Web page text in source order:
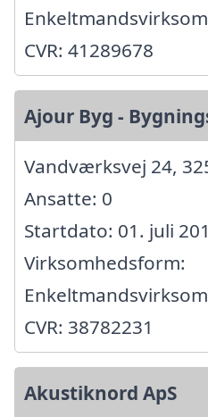
CVR: 41289678
Ajour Byg -
Vandværksvej 24,
Ansatte: 0
Startdato: 01. juli
Virksomhedsform:
CVR: 38782231
Akustiknord ApS